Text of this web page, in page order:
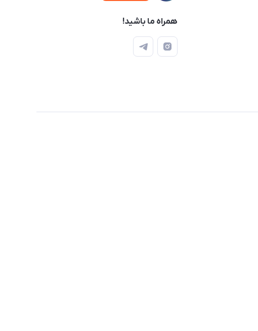
همراه ما باشید!